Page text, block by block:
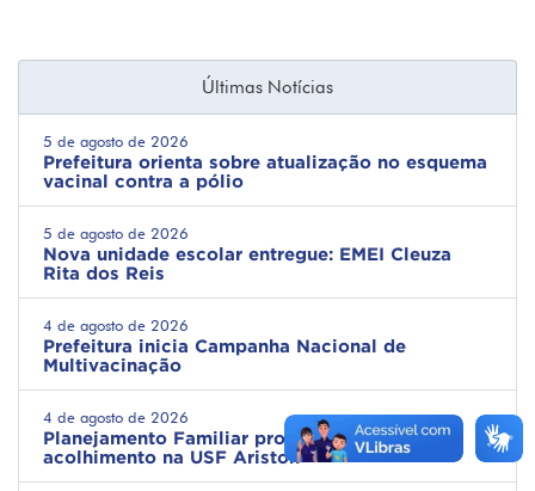
Últimas Notícias
5 de agosto de 2026
Prefeitura orienta sobre atualização no esquema
vacinal contra a pólio
5 de agosto de 2026
Nova unidade escolar entregue: EMEI Cleuza
Rita dos Reis
4 de agosto de 2026
Prefeitura inicia Campanha Nacional de
Multivacinação
4 de agosto de 2026
Planejamento Familiar promove informação e
acolhimento na USF Ariston